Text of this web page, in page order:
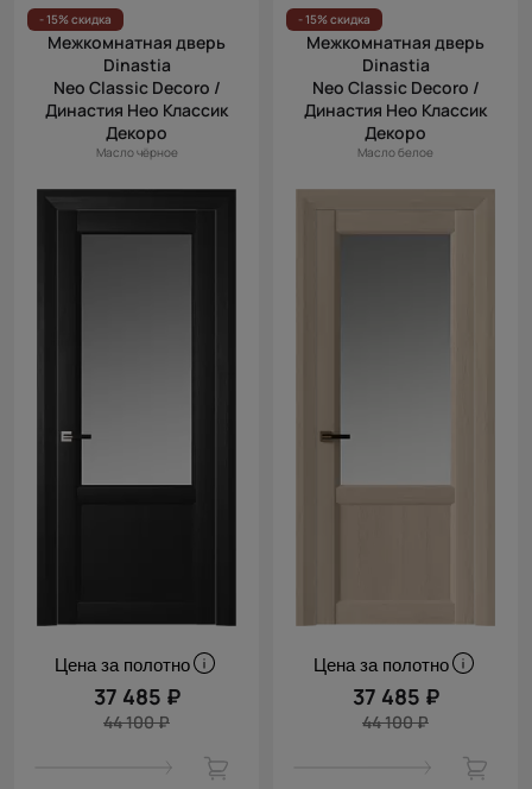
- 15% скидка
Межкомнатная дверь
Dinastia
Neo Classic Decoro /
Династия Нео Классик
Декоро
Масло чёрное
Цена за полотно
37 485 ₽
44 100 ₽
- 15% скидка
Межкомнатная дверь
Dinastia
Neo Classic Decoro /
Династия Нео Классик
Декоро
Масло белое
Цена за полотно
37 485 ₽
44 100 ₽